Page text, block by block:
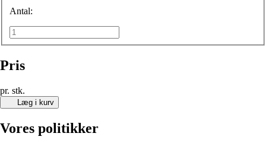
Antal:
Pris
pr. stk.
Læg i kurv
Vores politikker